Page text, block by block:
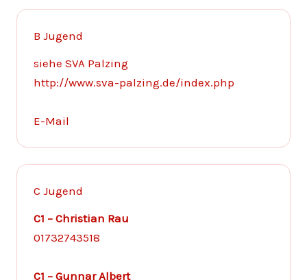
B Jugend
siehe SVA Palzing
http://www.sva-palzing.de/index.php
E-Mail
C Jugend
C1 – Christian Rau
01732743518
C1 – Gunnar Albert